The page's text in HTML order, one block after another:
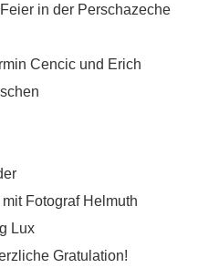
in der Perschazeche
Cencic und Erich
Fotograf Helmuth
Lux
Gratulation!